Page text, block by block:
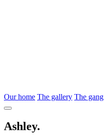
Our home The gallery The gang
Ashley.